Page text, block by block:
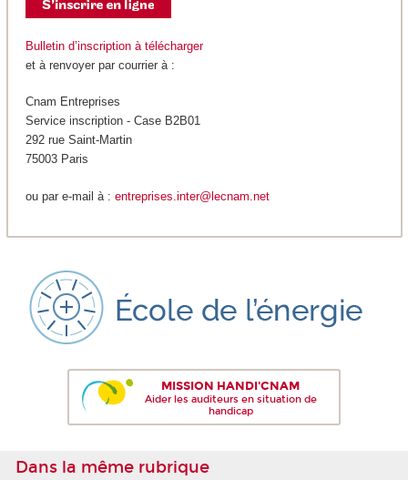
Bulletin d’inscription à télécharger
et à renvoyer par courrier à :
Cnam Entreprises
Service inscription - Case B2B01
292 rue Saint-Martin
75003 Paris
ou par e-mail à : entreprises.inter@lecnam.net
MISSION HANDI'CNAM
Aider les auditeurs en situation de
handicap
Dans la même rubrique